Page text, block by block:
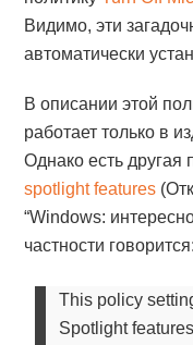
Видимо, эти
автоматически
В описании этой
работает только в
Однако есть другая
spotlight features
“Windows:
частности говорится:
This policy
Spotlight